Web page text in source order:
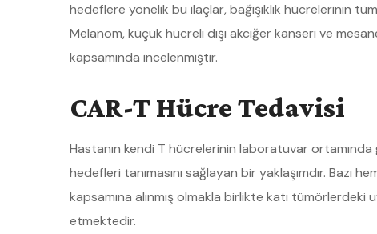
hedeflere yönelik bu ilaçlar, bağışıklık hücrelerinin
Melanom, küçük hücreli dışı akciğer kanseri ve
kapsamında incelenmiştir.
CAR-T Hücre Tedavisi
Hastanın kendi T hücrelerinin laboratuvar
hedefleri tanımasını sağlayan bir yaklaşımdır. Bazı
kapsamına alınmış olmakla birlikte katı tümörlerdeki
etmektedir.